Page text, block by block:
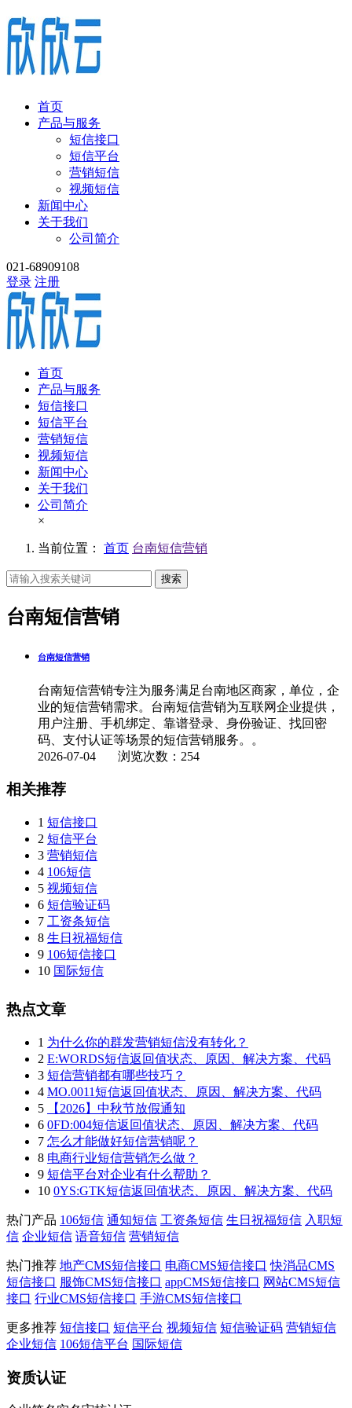
首页
产品与服务
短信接口
短信平台
营销短信
视频短信
新闻中心
关于我们
公司简介
021-68909108
登录 注册
首页
产品与服务
短信接口
短信平台
营销短信
视频短信
新闻中心
关于我们
公司简介
×
当前位置： 首页 台南短信营销
搜索
台南短信营销
台南短信营销
台南短信营销专注为服务满足台南地区商家，单位，企
业的短信营销需求。台南短信营销为互联网企业提供，
用户注册、手机绑定、靠谱登录、身份验证、找回密
码、支付认证等场景的短信营销服务。。
2026-07-04 浏览次数：254
相关推荐
1 短信接口
2 短信平台
3 营销短信
4 106短信
5 视频短信
6 短信验证码
7 工资条短信
8 生日祝福短信
9 106短信接口
10 国际短信
热点文章
1 为什么你的群发营销短信没有转化？
2 E:WORDS短信返回值状态、原因、解决方案、代码
3 短信营销都有哪些技巧？
4 MO.0011短信返回值状态、原因、解决方案、代码
5
【2026】中秋节放假通知
6 0FD:004短信返回值状态、原因、解决方案、代码
7 怎么才能做好短信营销呢？
8 电商行业短信营销怎么做？
9 短信平台对企业有什么帮助？
10 0YS:GTK短信返回值状态、原因、解决方案、代码
热门产品 106短信 通知短信 工资条短信 生日祝福短信 入职短
信 企业短信 语音短信 营销短信
热门推荐 地产CMS短信接口 电商CMS短信接口 快消品CMS
短信接口 服饰CMS短信接口 appCMS短信接口 网站CMS短信
接口 行业CMS短信接口 手游CMS短信接口
更多推荐 短信接口 短信平台 视频短信 短信验证码 营销短信
企业短信 106短信平台 国际短信
资质认证